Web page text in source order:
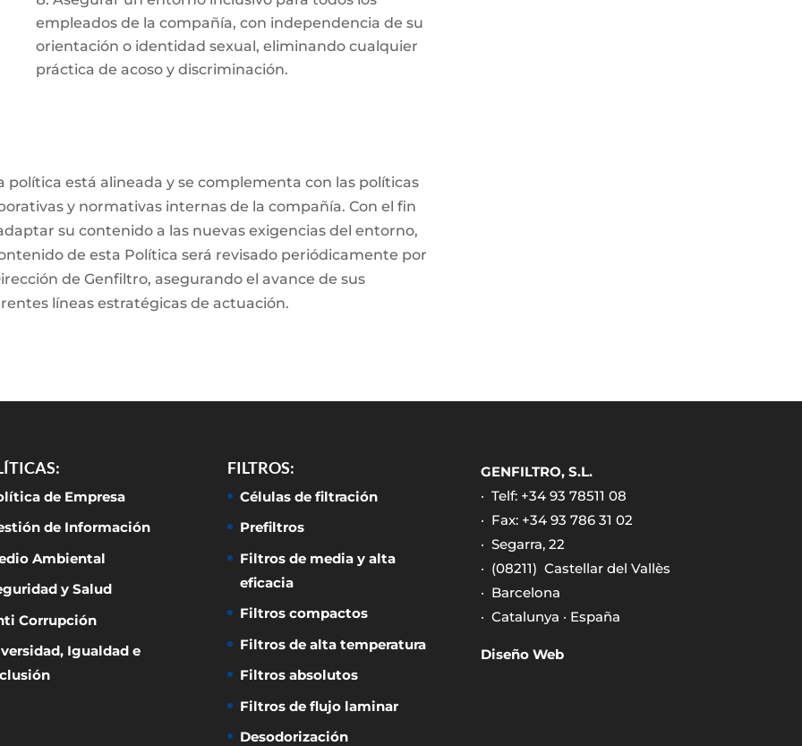
empleados de la compañía, con independencia de su
orientación o identidad sexual, eliminando cualquier
práctica de acoso y discriminación.
política está alineada y se complementa con las políticas
y normativas internas de la compañía. Con el fin
su contenido a las nuevas exigencias del entorno,
de esta Política será revisado periódicamente por
de Genfiltro, asegurando el avance de sus
líneas estratégicas de actuación.
de Empresa
de Información
Ambiental
y Salud
Corrupción
Igualdad e
FILTROS:
Células de filtración
Prefiltros
Filtros de media y alta
eficacia
Filtros compactos
Filtros de alta temperatura
Filtros absolutos
Filtros de flujo laminar
Desodorización
GENFILTRO, S.L.
· Telf: +34 93 78511 08
· Fax: +34 93 786 31 02
· Segarra, 22
· (08211) Castellar del Vallès
· Barcelona
· Catalunya · España
Diseño Web